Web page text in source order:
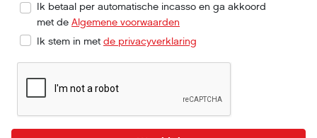
Ik betaal per automatische incasso en ga akkoord
met de Algemene voorwaarden
Ik stem in met de privacyverklaring